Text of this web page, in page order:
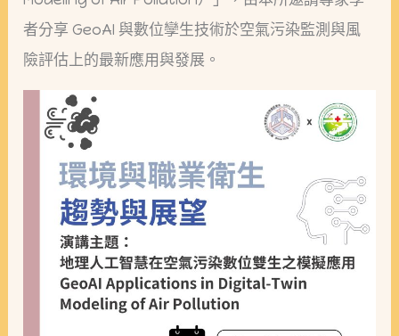
者分享 GeoAI 與數位孿生技術於空氣污染監測與風
險評估上的最新應用與發展。
人
工